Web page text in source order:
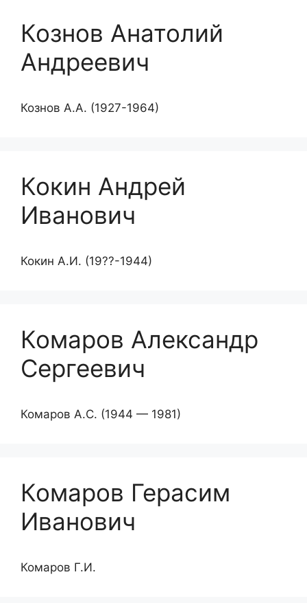
Кознов Анатолий
Андреевич
Кознов А.А. (1927-1964)
Кокин Андрей
Иванович
Кокин А.И. (19??-1944)
Комаров Александр
Сергеевич
Комаров А.С. (1944 — 1981)
Комаров Герасим
Иванович
Комаров Г.И.